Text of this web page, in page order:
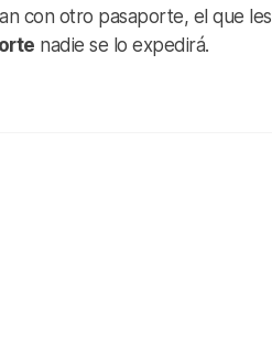
con otro pasaporte, el que les
nadie se lo expedirá.